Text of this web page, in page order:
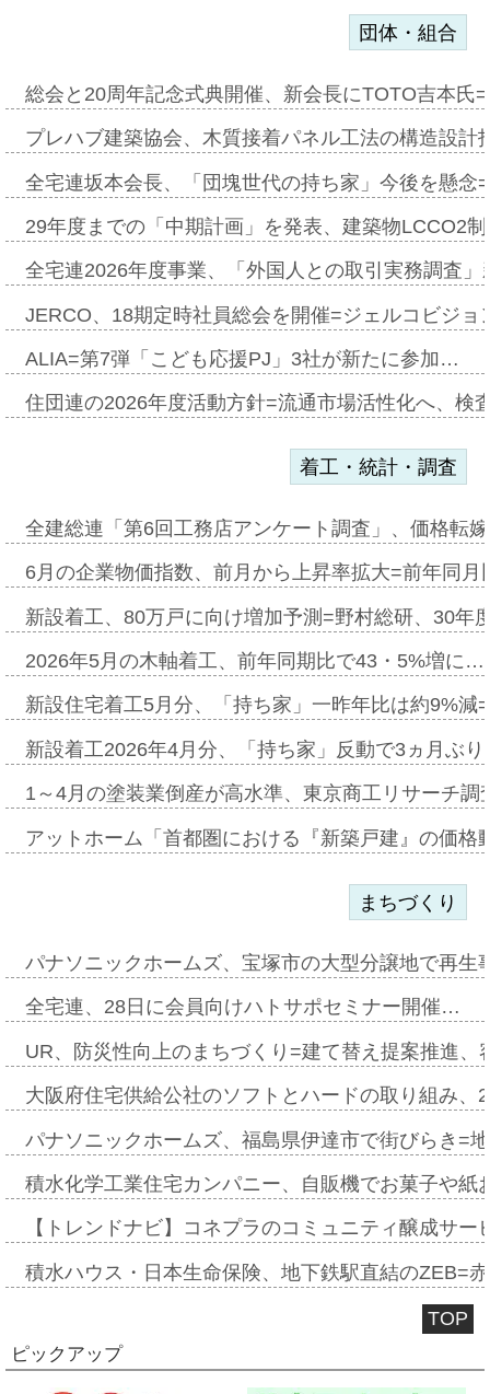
団体・組合
総会と20周年記念式典開催、新会長にTOTO吉本氏
プレハブ建築協会、木質接着パネル工法の構造設
全宅連坂本会長、「団塊世代の持ち家」今後を懸
29年度までの「中期計画」を発表、建築物LCCO2
全宅連2026年度事業、「外国人との取引実務調査
JERCO、18期定時社員総会を開催=ジェルコビジ
ALIA=第7弾「こども応援PJ」3社が新たに参加…
住団連の2026年度活動方針=流通市場活性化へ、検
着工・統計・調査
全建総連「第6回工務店アンケート調査」、価格転
6月の企業物価指数、前月から上昇率拡大=前年同
新設着工、80万戸に向け増加予測=野村総研、30年
2026年5月の木軸着工、前年同期比で43・5%増に…
新設住宅着工5月分、「持ち家」一昨年比は約9%
新設着工2026年4月分、「持ち家」反動で3ヵ月ぶ
1～4月の塗装業倒産が高水準、東京商工リサーチ
アットホーム「首都圏における『新築戸建』の価
まちづくり
パナソニックホームズ、宝塚市の大型分譲地で再
全宅連、28日に会員向けハトサポセミナー開催…
UR、防災性向上のまちづくり=建て替え提案推進
大阪府住宅供給公社のソフトとハードの取り組み
パナソニックホームズ、福島県伊達市で街びらき=
積水化学工業住宅カンパニー、自販機でお菓子や
【トレンドナビ】コネプラのコミュニティ醸成サ
積水ハウス・日本生命保険、地下鉄駅直結のZEB=
TOP
ピックアップ